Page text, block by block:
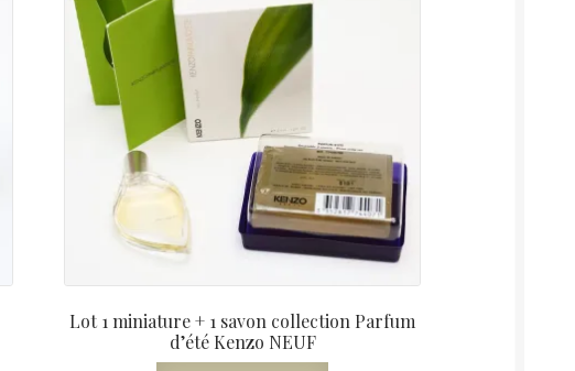
Lot 1 miniature + 1 savon collection Parfum
d’été Kenzo NEUF